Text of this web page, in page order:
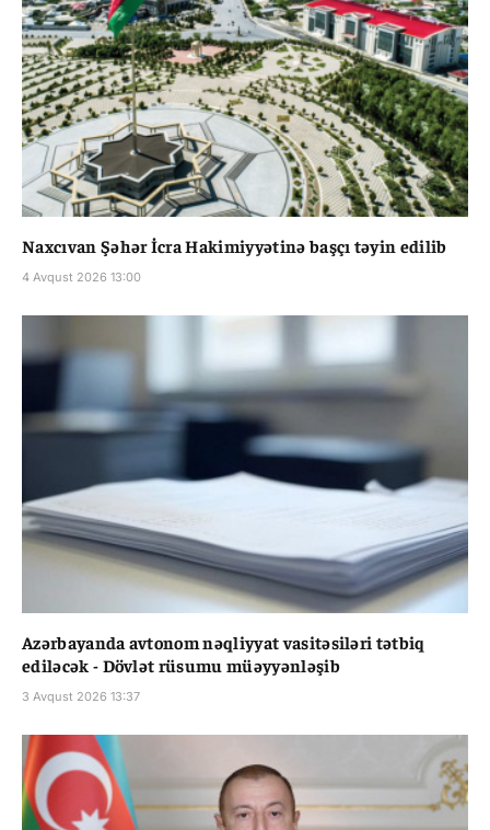
Naxcıvan Şəhər İcra Hakimiyyətinə başçı təyin edilib
4 Avqust 2026 13:00
Azərbayanda avtonom nəqliyyat vasitəsiləri tətbiq
ediləcək - Dövlət rüsumu müəyyənləşib
3 Avqust 2026 13:37